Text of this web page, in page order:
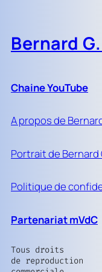
Bernard
Chaine YouTube
A propos de
Portrait de Bernard
Politique de
Partenariat mVdC
Tous droits
de reproduction